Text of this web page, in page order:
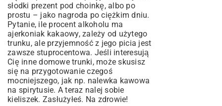
słodki prezent pod choinkę, albo po
prostu – jako nagroda po ciężkim dniu.
Pytanie, ile procent alkoholu ma
ajerkoniak kakaowy, zależy od użytego
trunku, ale przyjemność z jego picia jest
zawsze stuprocentowa. Jeśli interesują
Cię inne domowe trunki, może skusisz
się na przygotowanie czegoś
mocniejszego, jak np. nalewka kawowa
na spirytusie. A teraz nalej sobie
kieliszek. Zasłużyłeś. Na zdrowie!